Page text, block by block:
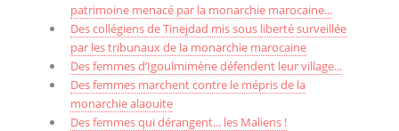
patrimoine menacé par la monarchie marocaine...
Des collégiens de Tinejdad mis sous liberté surveillée
par les tribunaux de la monarchie marocaine
Des femmes d’Igoulmimène défendent leur village...
Des femmes marchent contre le mépris de la
monarchie alaouite
Des femmes qui dérangent... les Maliens !